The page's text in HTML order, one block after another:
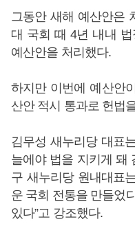
그동안 새해 예산안은
대 국회 때 4년 내내
예산안을 처리했다.
하지만 이번에 예산안
산안 적시 통과로 헌법
김무성 새누리당 대표
늘에야 법을 지키게 돼
구 새누리당 원내대표
운 국회 전통을 만들었
있다”고 강조했다.